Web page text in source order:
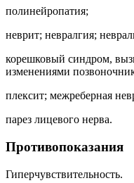
полинейропатия;
неврит; невралгия;
корешковый синдром,
изменениями
плексит; межреберная
парез лицевого нерва.
Противопоказания
Гиперчувствительность.